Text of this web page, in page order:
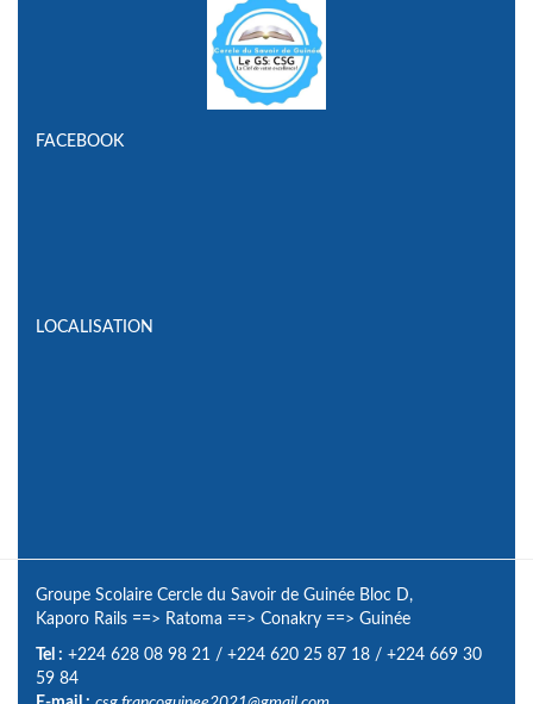
FACEBOOK
LOCALISATION
Groupe Scolaire Cercle du Savoir de Guinée Bloc D,
Kaporo Rails ==> Ratoma ==> Conakry ==> Guinée
Tel : +224 628 08 98 21 / +224 620 25 87 18 / +224 669 30
59 84